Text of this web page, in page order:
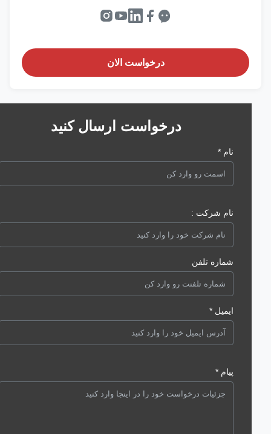
درخواست الان
درخواست ارسال کنید
نام شرکت :
شماره تلفن
ایمیل *